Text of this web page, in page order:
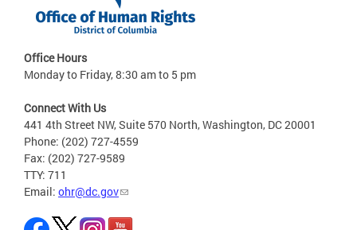
Office Hours
Monday to Friday, 8:30 am to 5 pm
Connect With Us
441 4th Street NW, Suite 570 North, Washington, DC 20001
Phone: (202) 727-4559
Fax: (202) 727-9589
TTY: 711
Email: ohr@dc.gov